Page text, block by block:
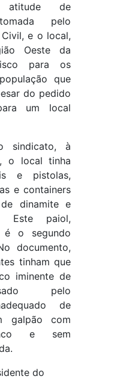
atitude de
pelo
e o local,
Oeste da
para os
que
do pedido
um local
sindicato, à
o local tinha
e pistolas,
e containers
dinamite e
Este paiol,
é o segundo
documento,
tinham que
iminente de
pelo
de
galpão com
e sem
do